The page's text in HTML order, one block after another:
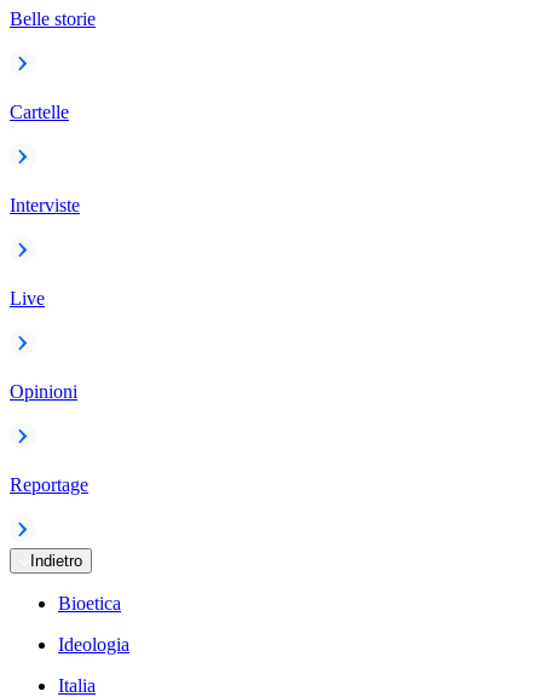
Belle storie
Cartelle
Interviste
Live
Opinioni
Reportage
Indietro
Bioetica
Ideologia
Italia